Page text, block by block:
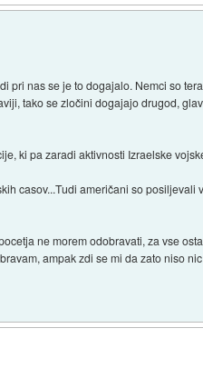
pri nas se je to dogajalo. Nemci so
tako se zločini dogajajo drugod,
ki pa zaradi aktivnosti Izraelske
casov...Tudi američani so posiljevali
ne morem odobravati, za vse
ampak zdi se mi da zato niso